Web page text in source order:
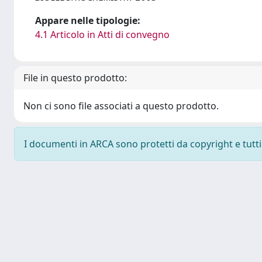
Appare nelle tipologie:
4.1 Articolo in Atti di convegno
File in questo prodotto:
Non ci sono file associati a questo prodotto.
I documenti in ARCA sono protetti da copyright e